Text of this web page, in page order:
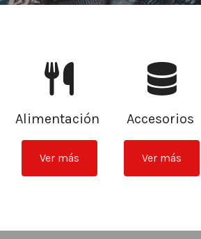
Alimentación
Ver más
Accesorios
Ver más